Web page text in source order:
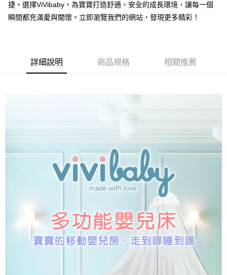
捷。選擇ViVibaby，為寶寶打造舒適、安全的成長環境，讓每一個
瞬間都充滿愛與關懷。立即瀏覽我們的網站，發現更多精彩！
詳細說明 商品規格 相關推薦